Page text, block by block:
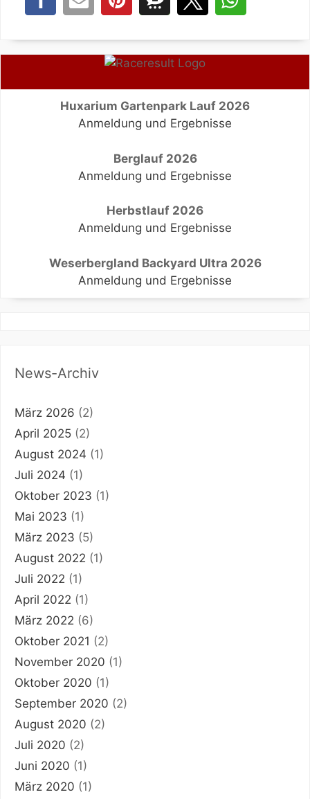
Huxarium Gartenpark Lauf 2026
Anmeldung und Ergebnisse
Berglauf 2026
Anmeldung und Ergebnisse
Herbstlauf 2026
Anmeldung und Ergebnisse
Weserbergland Backyard Ultra 2026
Anmeldung und Ergebnisse
News-Archiv
März 2026 (2)
April 2025 (2)
August 2024 (1)
Juli 2024 (1)
Oktober 2023 (1)
Mai 2023 (1)
März 2023 (5)
August 2022 (1)
Juli 2022 (1)
April 2022 (1)
März 2022 (6)
Oktober 2021 (2)
November 2020 (1)
Oktober 2020 (1)
September 2020 (2)
August 2020 (2)
Juli 2020 (2)
Juni 2020 (1)
März 2020 (1)